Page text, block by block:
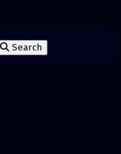
Search